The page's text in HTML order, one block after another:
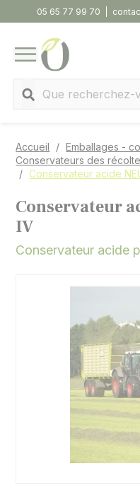
05 65 77 99 70
MENU
Accueil
Emballages -
Conservateurs des
Conservateur acide
Conservateur
IV
Conservateur acide
Panneau de gestion des